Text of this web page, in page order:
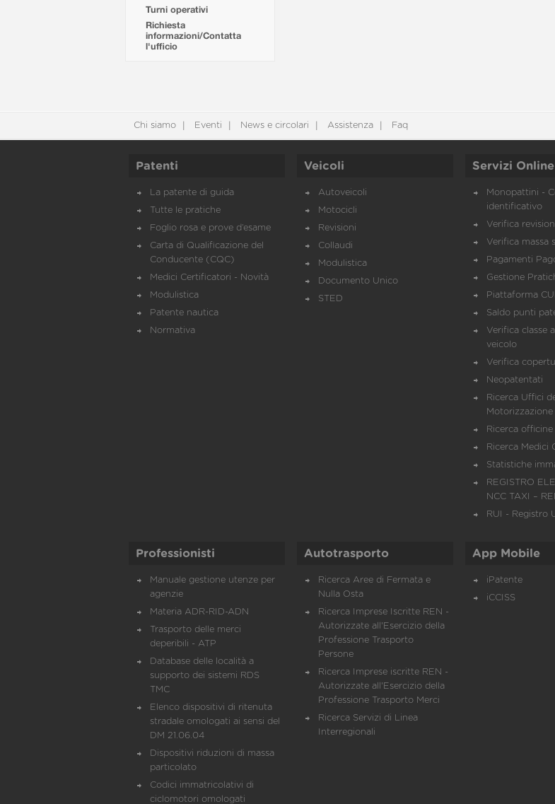
Turni operativi
Richiesta
informazioni/Contatta
l'ufficio
Chi siamo Eventi News e circolari Assistenza Faq
Patenti
La patente di guida
Tutte le pratiche
Foglio rosa e prove d’esame
Carta di Qualificazione del
Conducente (CQC)
Medici Certificatori - Novità
Modulistica
Patente nautica
Normativa
Veicoli
Autoveicoli
Motocicli
Revisioni
Collaudi
Modulistica
Documento Unico
STED
Servizi Online
Monopattini -
identificativo
Verifica
Verifica massa
Pagamenti
Gestione
Piattaforma
Saldo punti
Verifica classe
veicolo
Verifica
Neopatentati
Ricerca Uffici
Motorizzazione
Ricerca
Ricerca Medici
Statistiche
REGISTRO
NCC TAXI –
RUI - Registro
Professionisti
Manuale gestione utenze per
agenzie
Materia ADR-RID-ADN
Trasporto delle merci
deperibili - ATP
Database delle località a
supporto dei sistemi RDS
TMC
Elenco dispositivi di ritenuta
stradale omologati ai sensi del
DM 21.06.04
Dispositivi riduzioni di massa
particolato
Codici immatricolativi di
ciclomotori omologati
Autotrasporto
Ricerca Aree di Fermata e
Nulla Osta
Ricerca Imprese Iscritte REN -
Autorizzate all'Esercizio della
Professione Trasporto
Persone
Ricerca Imprese iscritte REN -
Autorizzate all'Esercizio della
Professione Trasporto Merci
Ricerca Servizi di Linea
Interregionali
App Mobile
iPatente
iCCISS